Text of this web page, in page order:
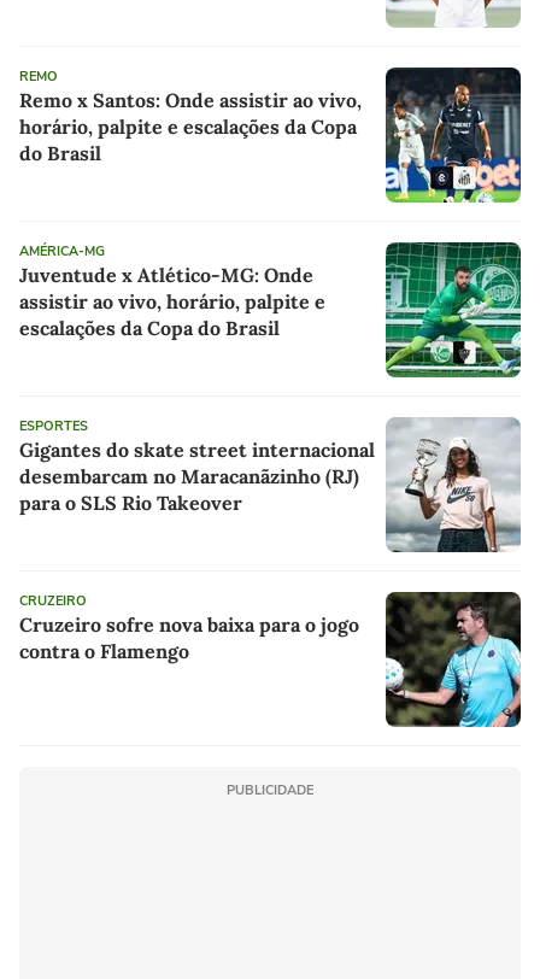
REMO
Remo x Santos: Onde assistir ao vivo,
horário, palpite e escalações da Copa
do Brasil
AMÉRICA-MG
Juventude x Atlético-MG: Onde
assistir ao vivo, horário, palpite e
escalações da Copa do Brasil
ESPORTES
Gigantes do skate street internacional
desembarcam no Maracanãzinho (RJ)
para o SLS Rio Takeover
CRUZEIRO
Cruzeiro sofre nova baixa para o jogo
contra o Flamengo
PUBLICIDADE